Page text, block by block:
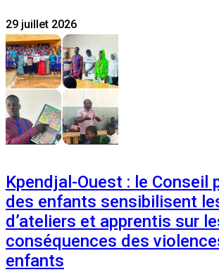
29 juillet 2026
Kpendjal-Ouest : le Conseil
des enfants sensibilisent
d’ateliers et apprentis sur
conséquences des
enfants